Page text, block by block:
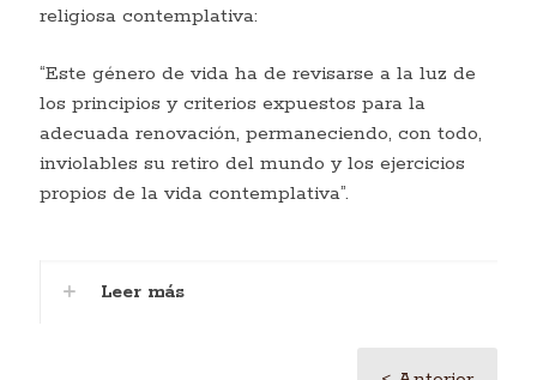
religiosa contemplativa:
“Este género de vida ha de revisarse a la luz de
los principios y criterios expuestos para la
adecuada renovación, permaneciendo, con todo,
inviolables su retiro del mundo y los ejercicios
propios de la vida contemplativa”.
Leer más